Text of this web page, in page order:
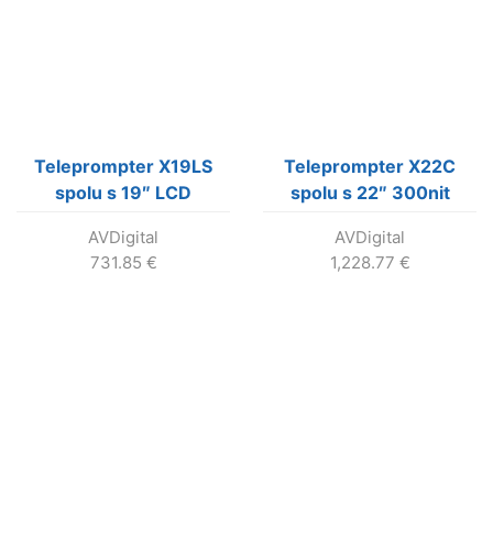
Teleprompter X19LS
spolu s 19″ LCD
HDMI/VGA
AVDigital
731.85 €
Teleprompter X22C
spolu s 22″ 300nit
AVDigital
1,228.77 €